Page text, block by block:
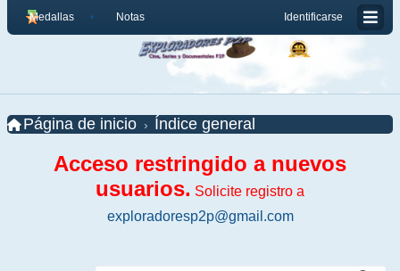
Identificarse
Medallas Notas
Página de inicio Índice general
Acceso restringido a nuevos
usuarios. Solicite registro a
exploradoresp2p@gmail.com